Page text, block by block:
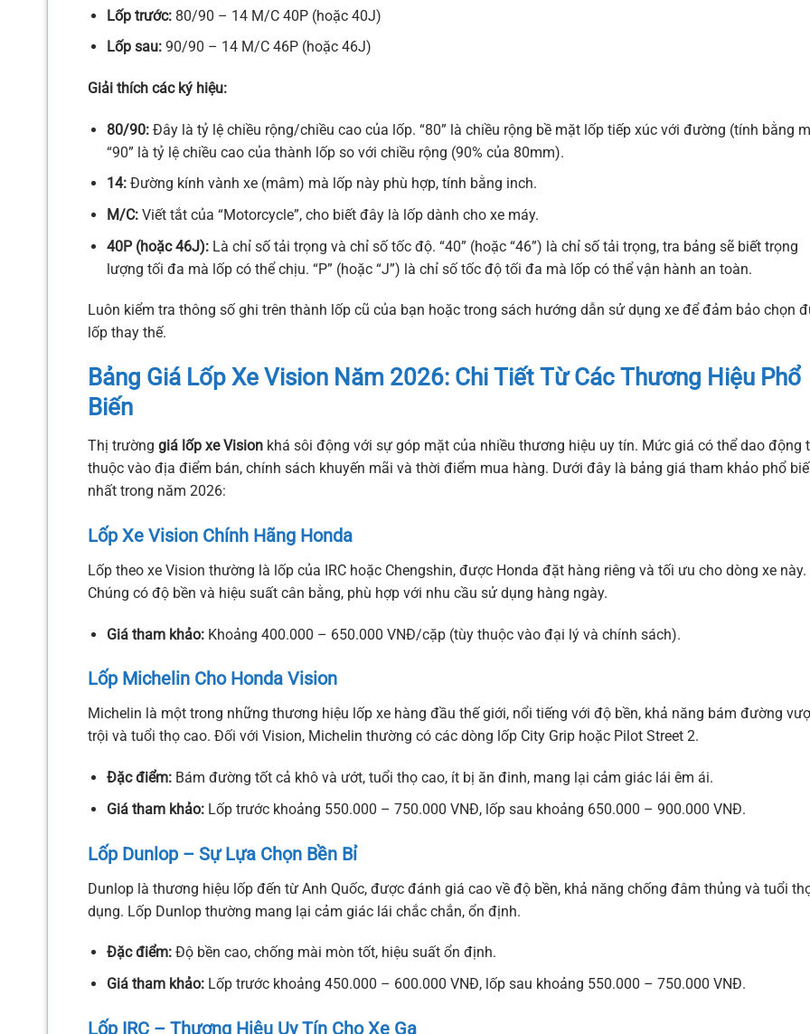
Lốp trước:80/90 – 14 M/C 40P (hoặc 40J)
Lốp sau:90/90 – 14 M/C 46P (hoặc 46J)
Giải thích các ký hiệu:
80/90:Đây là tỷ lệ chiều rộng/chiều cao của lốp. “80” là chiều rộng bề mặt lốp tiếp xúc với đường (tính bằng
“90” là tỷ lệ chiều cao của thành lốp so với chiều rộng (90% của 80mm).
14:Đường kính vành xe (mâm) mà lốp này phù hợp, tính bằng inch.
M/C:Viết tắt của “Motorcycle”, cho biết đây là lốp dành cho xe máy.
40P (hoặc 46J):Là chỉ số tải trọng và chỉ số tốc độ. “40” (hoặc “46”) là chỉ số tải trọng, tra bảng sẽ biết trọng
lượng tối đa mà lốp có thể chịu. “P” (hoặc “J”) là chỉ số tốc độ tối đa mà lốp có thể vận hành an toàn.
Luôn kiểm tra thông số ghi trên thành lốp cũ của bạn hoặc trong sách hướng dẫn sử dụng xe để đảm bảo chọn
lốp thay thế.
Bảng Giá Lốp Xe Vision Năm 2026: Chi Tiết Từ Các Thương Hiệu Phổ
Biến
Thị trường giá lốp xe Vision khá sôi động với sự góp mặt của nhiều thương hiệu uy tín. Mức giá có thể dao động
thuộc vào địa điểm bán, chính sách khuyến mãi và thời điểm mua hàng. Dưới đây là bảng giá tham khảo phổ
nhất trong năm 2026:
Lốp Xe Vision Chính Hãng Honda
Lốp theo xe Vision thường là lốp của IRC hoặc Chengshin, được Honda đặt hàng riêng và tối ưu cho dòng xe này.
Chúng có độ bền và hiệu suất cân bằng, phù hợp với nhu cầu sử dụng hàng ngày.
Giá tham khảo:Khoảng 400.000 – 650.000 VNĐ/cặp (tùy thuộc vào đại lý và chính sách).
Lốp Michelin Cho Honda Vision
Michelin là một trong những thương hiệu lốp xe hàng đầu thế giới, nổi tiếng với độ bền, khả năng bám đường
trội và tuổi thọ cao. Đối với Vision, Michelin thường có các dòng lốp City Grip hoặc Pilot Street 2.
Đặc điểm:Bám đường tốt cả khô và ướt, tuổi thọ cao, ít bị ăn đinh, mang lại cảm giác lái êm ái.
Giá tham khảo:Lốp trước khoảng 550.000 – 750.000 VNĐ, lốp sau khoảng 650.000 – 900.000 VNĐ.
Lốp Dunlop – Sự Lựa Chọn Bền Bỉ
Dunlop là thương hiệu lốp đến từ Anh Quốc, được đánh giá cao về độ bền, khả năng chống đâm thủng và tuổi
dụng. Lốp Dunlop thường mang lại cảm giác lái chắc chắn, ổn định.
Đặc điểm:Độ bền cao, chống mài mòn tốt, hiệu suất ổn định.
Giá tham khảo:Lốp trước khoảng 450.000 – 600.000 VNĐ, lốp sau khoảng 550.000 – 750.000 VNĐ.
Lốp IRC – Thương Hiệu Uy Tín Cho Xe Ga